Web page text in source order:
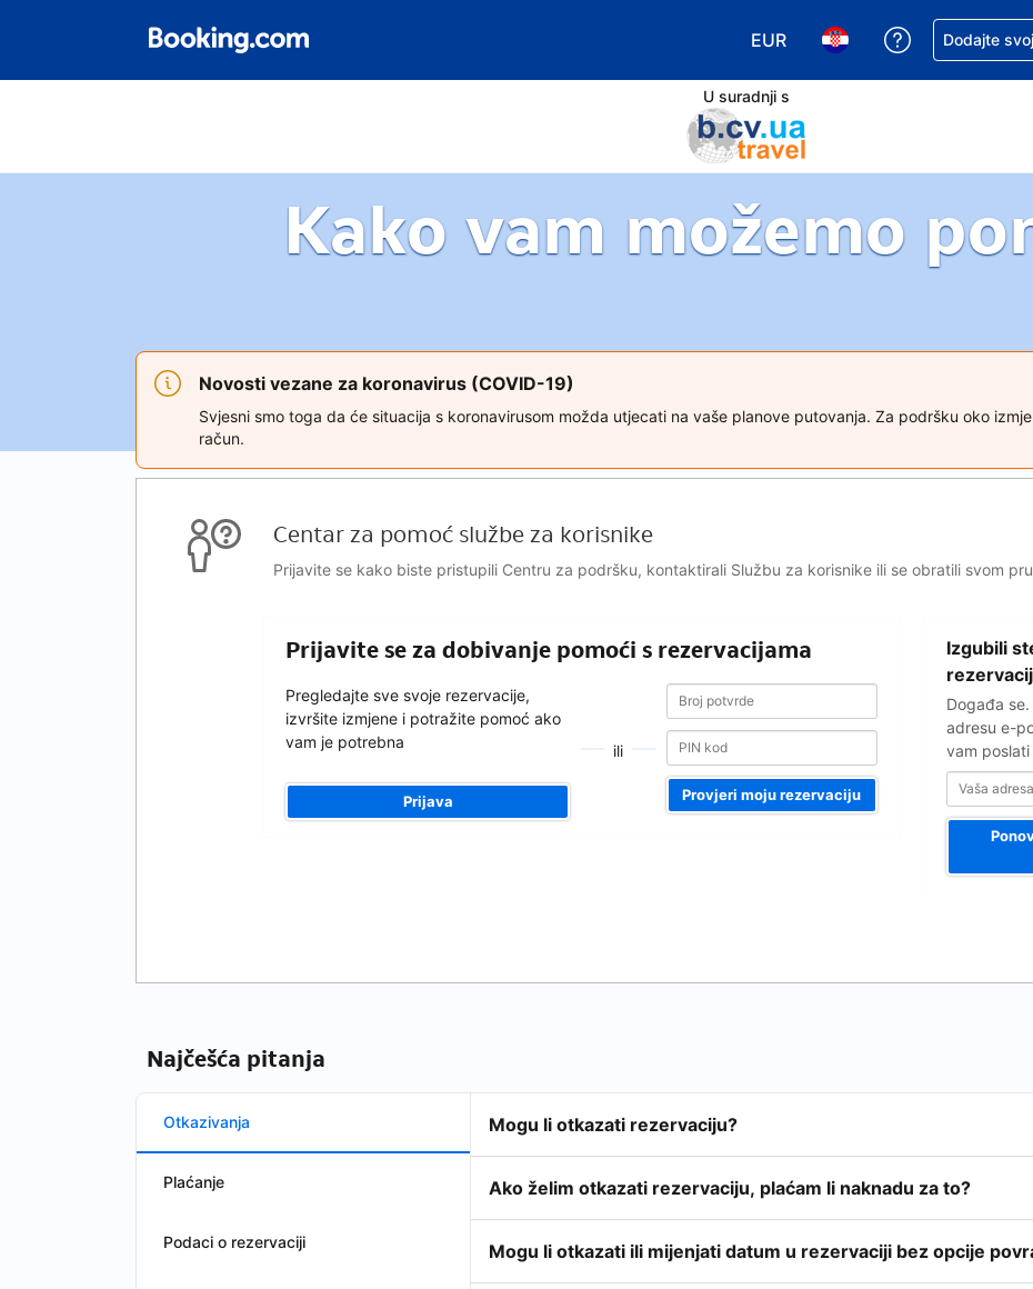
EUR
Odaberite valutu. Vaša je
Odaberite svoj jezik.
Zatražite
Dodajte
U suradnji s
Kako vam možemo
Novosti vezane za koronavirus (COVID-19)
Svjesni smo toga da će situacija s koronavirusom možda utjecati na vaše planove putovanja. Za podršku oko
račun.
Centar za pomoć službe za korisnike
Prijavite se kako biste pristupili Centru za podršku, kontaktirali Službu za korisnike ili se obratili svom
Prijavite se za dobivanje pomoći s rezervacijama
Pregledajte sve svoje rezervacije,
izvršite izmjene i potražite pomoć ako
vam je potrebna
Prijava
ili
Broj
potvrde
Broj
potvrde
Provjeri moju rezervaciju
Izgubili
Događa
adresu e-
vam
adresa
pošte
Najčešća pitanja
Otkazivanja
Plaćanje
Podaci o rezervaciji
Mogu li otkazati rezervaciju?
Ako želim otkazati rezervaciju, plaćam li naknadu za to?
Mogu li otkazati ili mijenjati datum u rezervaciji bez opcije